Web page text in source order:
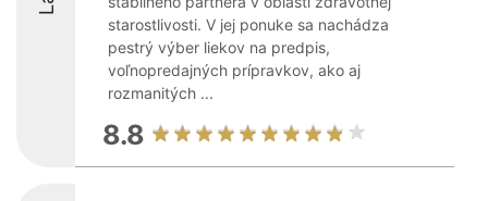
starostlivosti. V jej ponuke sa nachádza
pestrý výber liekov na predpis,
voľnopredajných prípravkov, ako aj
rozmanitých ...
8.8